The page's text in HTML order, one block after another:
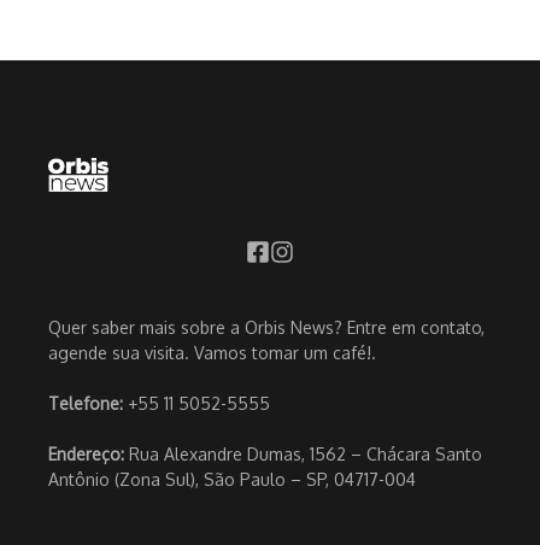
Quer saber mais sobre a Orbis News? Entre em contato,
agende sua visita. Vamos tomar um café!.
Telefone: +55 11 5052-5555
Endereço: Rua Alexandre Dumas, 1562 – Chácara Santo
Antônio (Zona Sul), São Paulo – SP, 04717-004